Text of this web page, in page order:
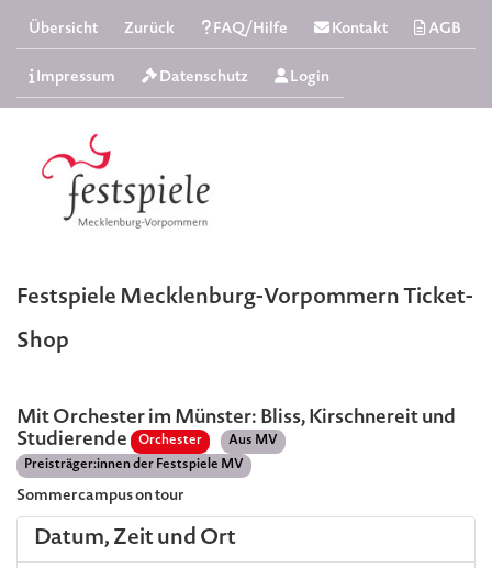
Übersicht Zurück FAQ/Hilfe Kontakt AGB
Impressum Datenschutz Login
Festspiele Mecklenburg-Vorpommern Ticket-
Shop
Mit Orchester im Münster: Bliss, Kirschnereit und
Studierende
Orchester
Aus MV
Preisträger:innen der Festspiele MV
Sommercampus on tour
Datum, Zeit und Ort